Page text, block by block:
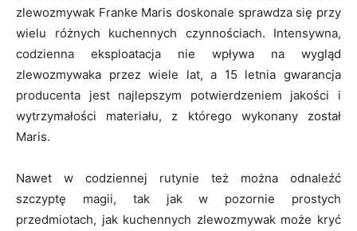
zlewozmywak Franke Maris doskonale sprawdza się przy
wielu różnych kuchennych czynnościach. Intensywna,
codzienna eksploatacja nie wpływa na wygląd
zlewozmywaka przez wiele lat, a 15 letnia gwarancja
producenta jest najlepszym potwierdzeniem jakości i
wytrzymałości materiału, z którego wykonany został
Maris.
Nawet w codziennej rutynie też można odnaleźć
szczyptę magii, tak jak w pozornie prostych
przedmiotach, jak kuchennych zlewozmywak może kryć